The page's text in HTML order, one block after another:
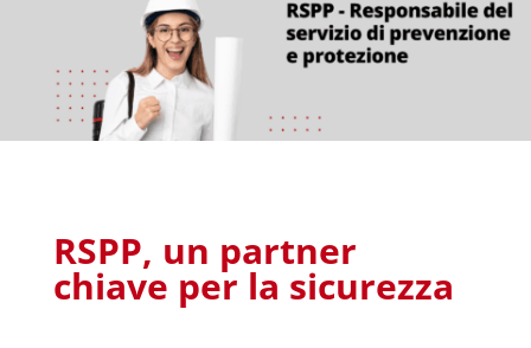
RSPP, un partner
chiave per la sicurezza